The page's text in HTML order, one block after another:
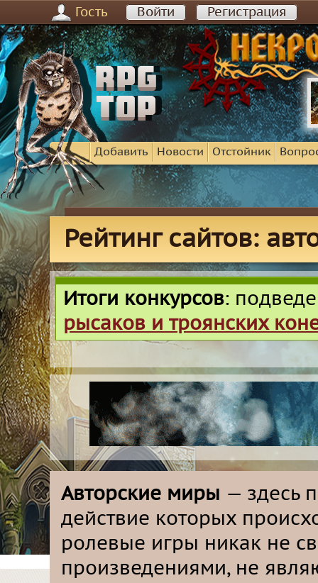
Гость Войти Регистрация
Добавить Новости Отстойник
Рейтинг сайтов:
Итоги конкурсов:
рысаков и троянских
Авторские миры — здесь
действие которых
ролевые игры никак не
произведениями, не